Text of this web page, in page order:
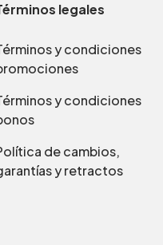
legales
y condiciones
y condiciones
de cambios,
y retractos